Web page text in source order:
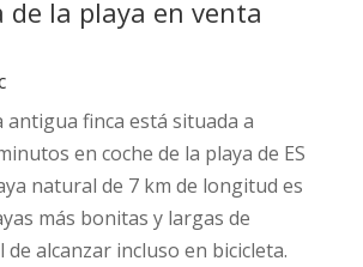
de la playa en venta
antigua finca está situada a
en coche de la playa de ES
natural de 7 km de longitud es
más bonitas y largas de
de alcanzar incluso en bicicleta.